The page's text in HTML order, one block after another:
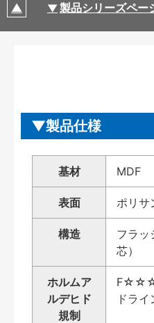
製品シリーズペー
製品仕様
基材 MDF
表面 ポリサ
構造
フラッ
芯）
ホルムア
ルデヒド
規制
ドライ